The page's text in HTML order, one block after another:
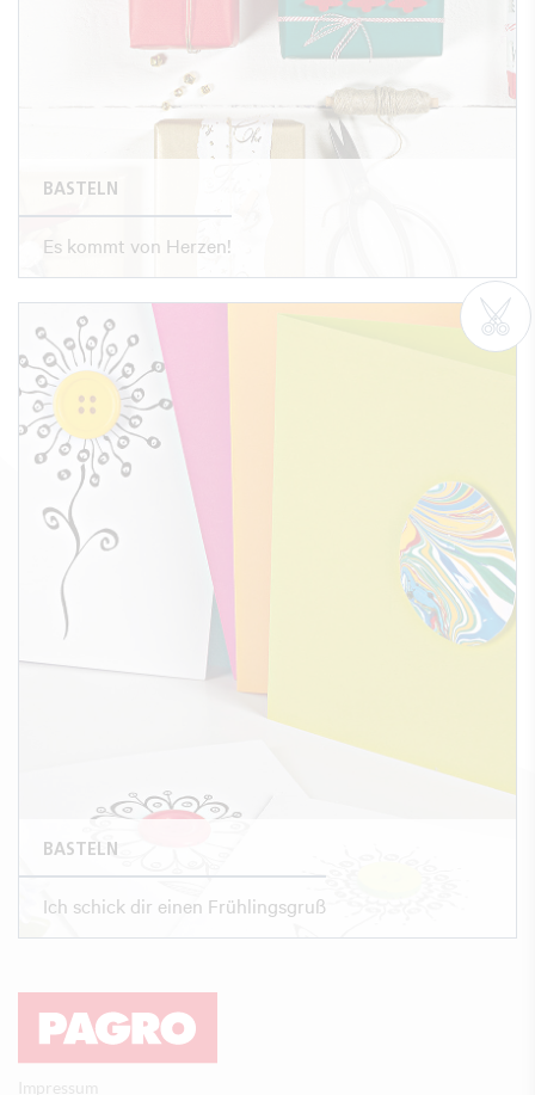
BASTELN
Es kommt von Herzen!
BASTELN
Ich schick dir einen Frühlingsgruß
Impressum